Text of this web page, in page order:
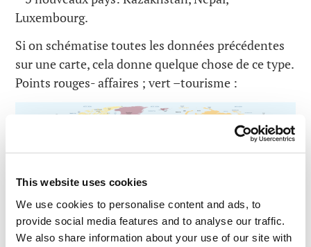
This website uses cookies
We use cookies to personalise content and ads, to
provide social media features and to analyse our traffic.
We also share information about your use of our site with
Luxembourg.
Si on schématise toutes les données précédentes
sur une carte, cela donne quelque chose de ce type.
Points rouges- affaires ; vert –tourisme :